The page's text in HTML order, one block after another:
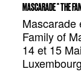
MASCARADE " THE
Mascarade
Family of
14 et 15